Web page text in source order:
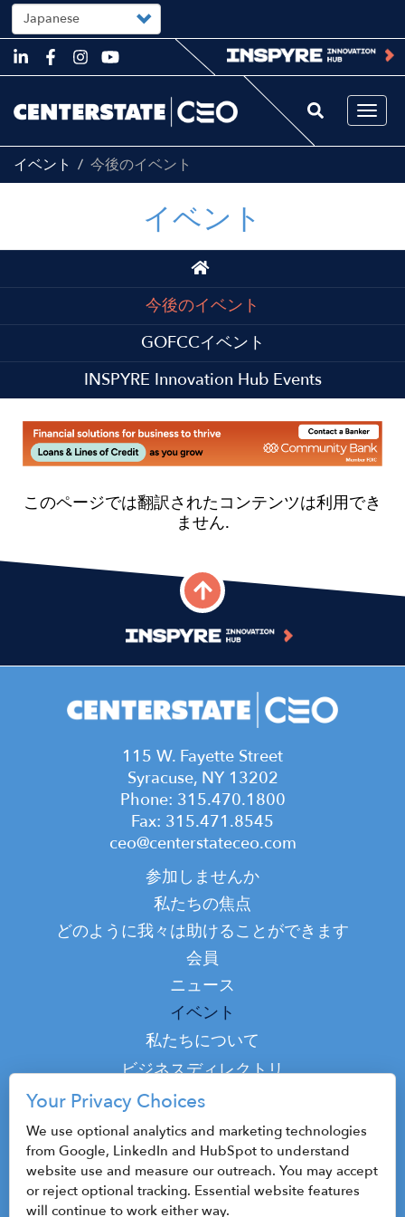
Skip
to
content
Select
your
language
イベント 今後のイベント
イベント
Main
navigation
今後のイベント
GOFCCイベント
INSPYRE Innovation Hub Events
Image
115 W. Fayette Street
Syracuse, NY 13202
Phone: 315.470.1800
Fax: 315.471.8545
ceo@centerstateceo.com
参加しませんか
私たちの焦点
どのように我々は助けることができます
会員
ニュース
イベント
Top
私たちについて
ビジネスディレクトリ
ポッドキャスト
接触
© 2026 CenterState CEO
Your Privacy Choices
We use optional analytics and marketing technologies
from Google, LinkedIn and HubSpot to understand
website use and measure our outreach. You may accept
or reject optional tracking. Essential website features
will continue to work either way.